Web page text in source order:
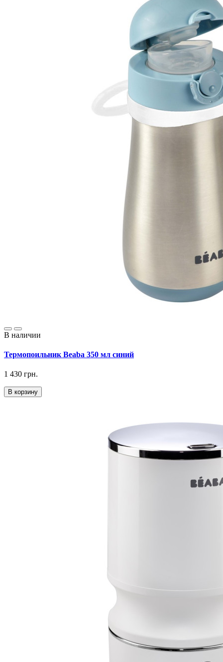
В наличии
Термопоильник Beaba 350 мл синий
1 430 грн.
В корзину